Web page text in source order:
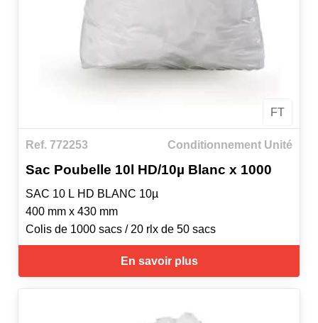
FT
Ref. 772253 Conditionnement Unité
Sac Poubelle 10l HD/10µ Blanc x 1000
SAC 10 L HD BLANC 10µ
400 mm x 430 mm
Colis de 1000 sacs / 20 rlx de 50 sacs
En savoir plus